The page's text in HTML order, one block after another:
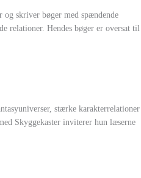
skriver bøger med spændende
relationer. Hendes bøger er oversat til
stærke karakterrelationer
Skyggekaster inviterer hun læserne